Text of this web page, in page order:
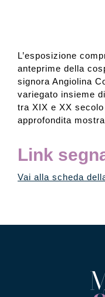
L’esposizione
anteprime della
signora Angiolina
variegato insieme
tra XIX e XX
approfondita
Link
Vai alla scheda